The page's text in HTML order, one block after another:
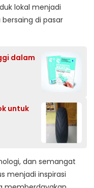
lokal menjadi
di pasar
dalam
untuk
dan semangat
menjadi inspirasi